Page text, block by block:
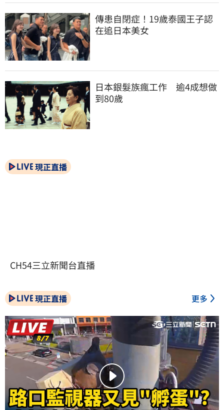
傳患自閉症！19歲泰國王子認
在追日本美女
日本銀髮族瘋工作　逾4成想做
到80歲
現正直播
CH54三立新聞台直播
現正直播 更多